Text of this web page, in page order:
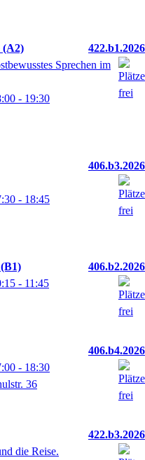
(A2)
422.b1.2026
Sprechen im
- 19:30
406.b3.2026
- 18:45
406.b2.2026
- 11:45
406.b4.2026
- 18:30
36
422.b3.2026
die Reise.